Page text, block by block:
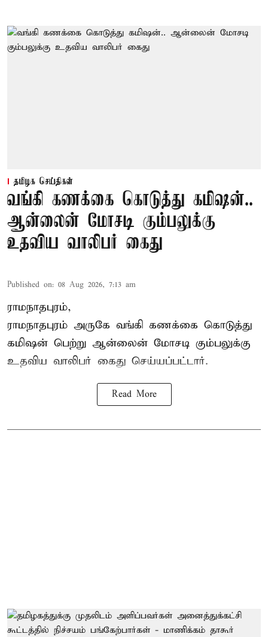
தமிழக செய்திகள்
வங்கி கணக்கை கொடுத்து கமிஷன்..
ஆன்லைன் மோசடி கும்பலுக்கு
உதவிய வாலிபர் கைது
Published on: 08 Aug 2026, 7:13 am
ராமநாதபுரம்,
ராமநாதபுரம் அருகே வங்கி கணக்கை கொடுத்து
கமிஷன் பெற்று ஆன்லைன் மோசடி கும்பலுக்கு
உதவிய வாலிபர் கைது செய்யப்பட்டார்.
Read More